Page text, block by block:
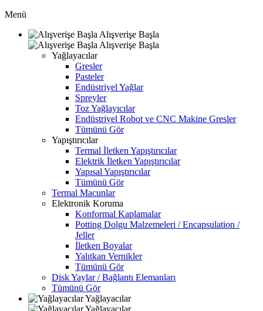
Menü
Alışverişe Başla
Alışverişe Başla
Yağlayacılar
Gresler
Pasteler
Endüstriyel Yağlar
Spreyler
Toz Yağlayıcılar
Endüstriyel Robot ve CNC Makine Gresler
Tümünü Gör
Yapıştırıcılar
Termal İletken Yapıştırıcılar
Elektrik İletken Yapıştırıcılar
Yapısal Yapıştırıcılar
Tümünü Gör
Termal Macunlar
Elektronik Koruma
Konformal Kaplamalar
Potting Dolgu Malzemeleri / Encapsulation /
Jeller
İletken Boyalar
Yalıtkan Vernikler
Tümünü Gör
Disk Yaylar / Bağlantı Elemanları
Tümünü Gör
Yağlayacılar
Yağlayacılar